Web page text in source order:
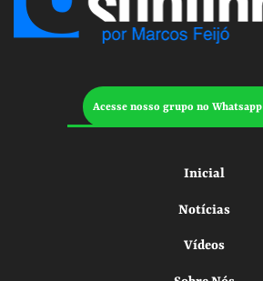
Acesse nosso grupo no Whatsapp
Inicial
Notícias
Vídeos